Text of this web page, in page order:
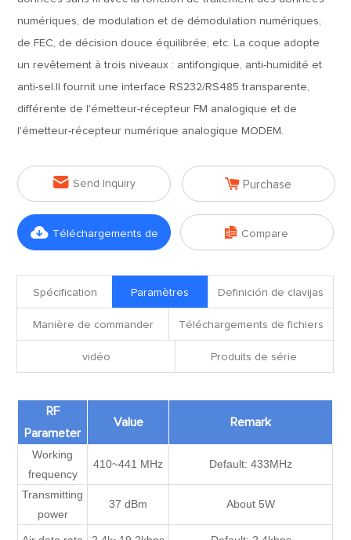
numériques, de modulation et de démodulation numériques,
de FEC, de décision douce équilibrée, etc. La coque adopte
un revêtement à trois niveaux : antifongique, anti-humidité et
anti-sel.Il fournit une interface RS232/RS485 transparente,
différente de l'émetteur-récepteur FM analogique et de
l'émetteur-récepteur numérique analogique MODEM.
 Send Inquiry  Purchase
 Téléchargements de  Compare
Spécification Paramètres Definición de clavijas
Manière de commander Téléchargements de fichiers
vidéo Produits de série
RF
Parameter
Value Remark
Working
frequency
410~441 MHz Default: 433MHz
Transmitting
power
37 dBm About 5W